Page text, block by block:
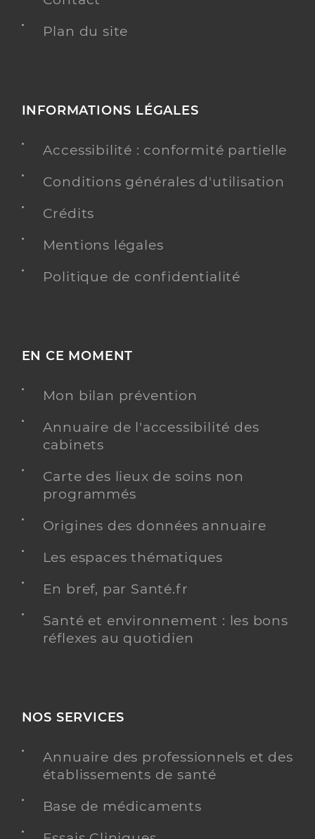
Plan du site
INFORMATIONS LÉGALES
Accessibilité : conformité partielle
Conditions générales d'utilisation
Crédits
Mentions légales
Politique de confidentialité
EN CE MOMENT
Mon bilan prévention
Annuaire de l'accessibilité des
cabinets
Carte des lieux de soins non
programmés
Origines des données annuaire
Les espaces thématiques
En bref, par Santé.fr
Santé et environnement : les bons
réflexes au quotidien
NOS SERVICES
Annuaire des professionnels et des
établissements de santé
Base de médicaments